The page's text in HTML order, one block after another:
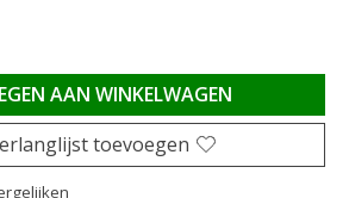
AAN WINKELWAGEN
toevoegen